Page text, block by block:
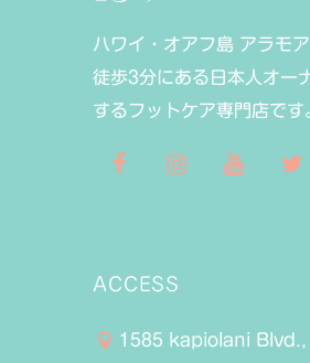
ハワイ・オアフ島 アラモ
徒歩3分にある日本人オー
するフットケア専門店です
ACCESS
1585 kapiolani Blvd.,